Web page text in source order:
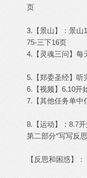
页
3.【景山】：景山
75-三下16页
4.【灵魂三问】每
5.【郑委圣经】听
6.【视频】6.10开
7.【其他任务单中
8.【运动】：8.7
第二部分“写写反
【反思和困惑】：